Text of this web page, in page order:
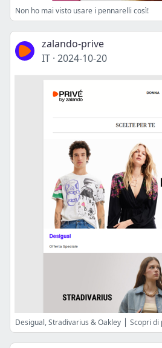
Non ho mai visto usare i pennarelli così!
zalando-prive
IT · 2024-10-20
Desigual, Stradivarius & Oakley ⎪ Scopri di